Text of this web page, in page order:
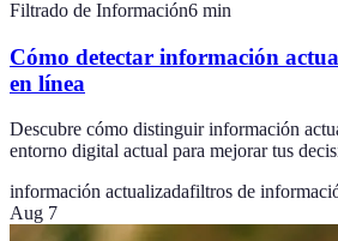
Filtrado de Información6 min
Cómo detectar información
en línea
Descubre cómo distinguir información
entorno digital actual para mejorar tus
información actualizadafiltros de
Aug 7